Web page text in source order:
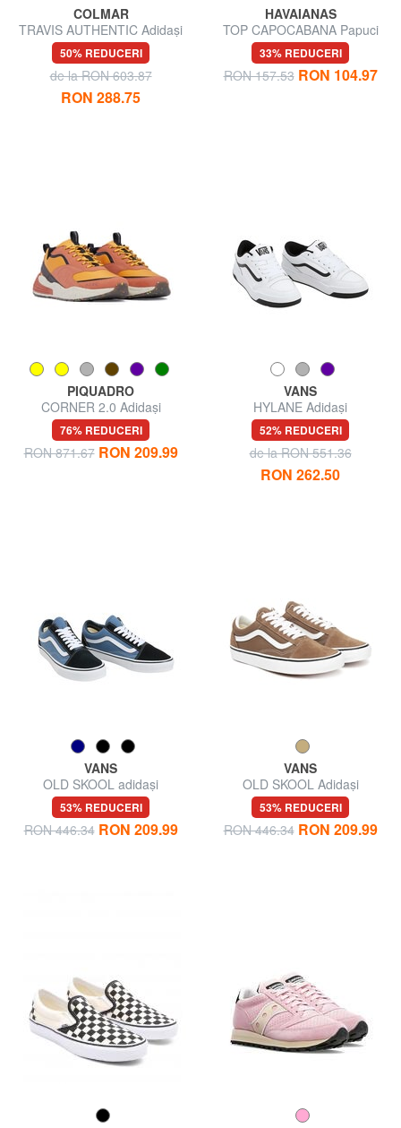
COLMAR
TRAVIS AUTHENTIC Adidași
50% REDUCERI
de la RON 603.87
RON 288.75
HAVAIANAS
TOP CAPOCABANA Papuci
de cauciuc
33% REDUCERI
RON 157.53 RON 104.97
PIQUADRO
CORNER 2.0 Adidași
76% REDUCERI
RON 871.67 RON 209.99
VANS
HYLANE Adidași
52% REDUCERI
de la RON 551.36
RON 262.50
VANS
OLD SKOOL adidași
53% REDUCERI
RON 446.34 RON 209.99
VANS
OLD SKOOL Adidași
53% REDUCERI
RON 446.34 RON 209.99